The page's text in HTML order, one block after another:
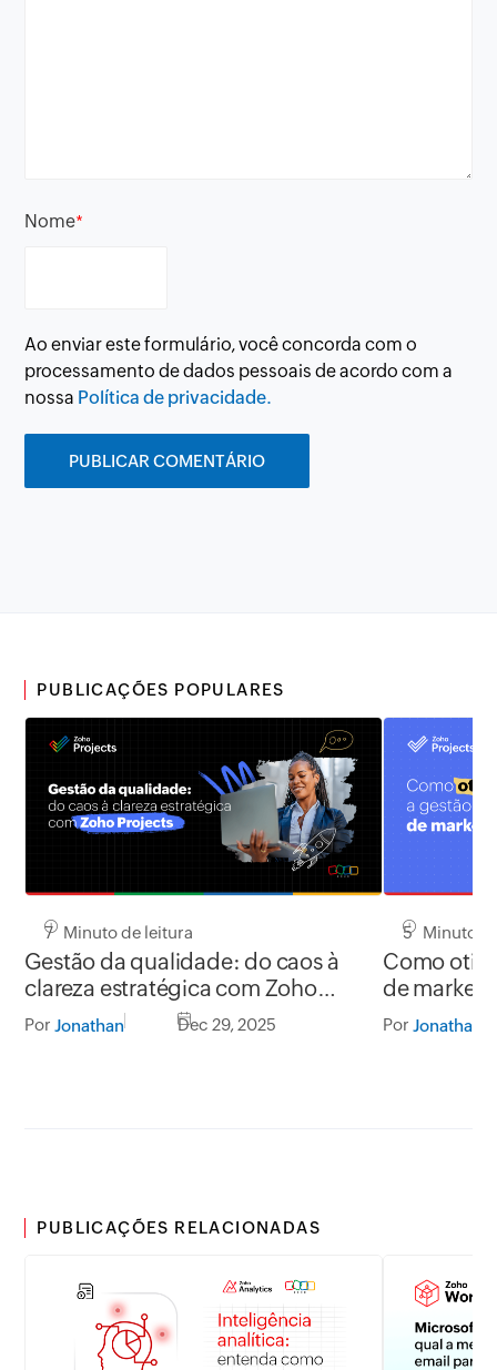
Nome*
Ao enviar este formulário, você concorda com o
processamento de dados pessoais de acordo com a
nossa Política de privacidade.
PUBLICAÇÕES POPULARES
7 Minuto de leitura
Gestão da qualidade: do caos à
clareza estratégica com Zoho
Projects
Por Jonathan Dec 29, 2025
5 Minuto
Como
de
Por Jonathan
PUBLICAÇÕES RELACIONADAS